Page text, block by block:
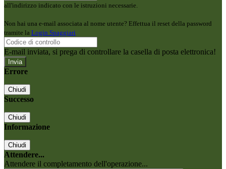
all'indirizzo indicato con le istruzioni necessarie.
Non hai una e-mail associata al nome utente? Effettua il reset della password
tramite la Login Spaggiari
E-mail inviata, si prega di controllare la casella di posta elettronica!
Errore
Chiudi
Successo
Chiudi
Informazione
Chiudi
Attendere...
Attendere il completamento dell'operazione...